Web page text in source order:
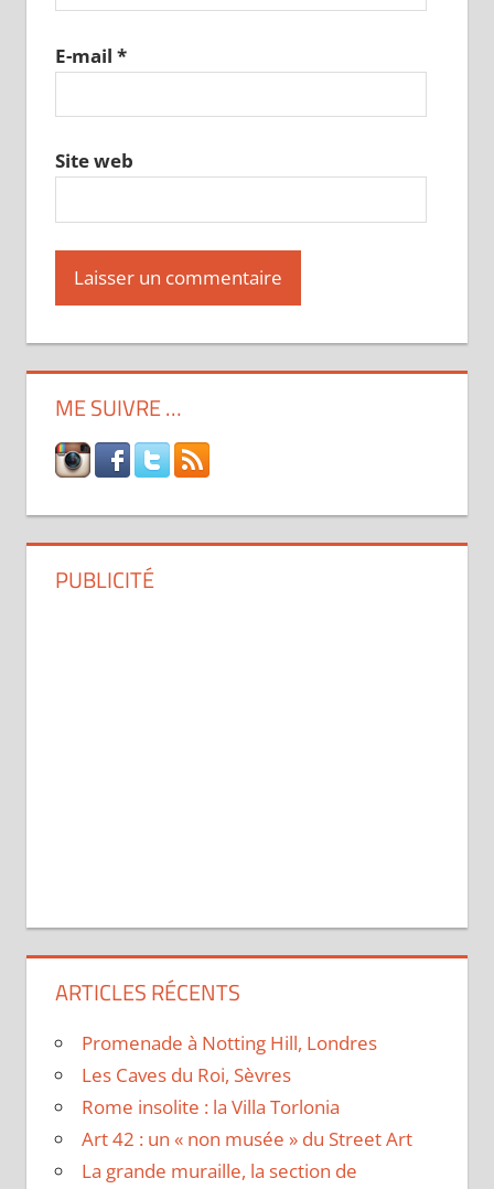
E-mail *
Site web
ME SUIVRE …
PUBLICITÉ
ARTICLES RÉCENTS
Promenade à Notting Hill, Londres
Les Caves du Roi, Sèvres
Rome insolite : la Villa Torlonia
Art 42 : un « non musée » du Street Art
La grande muraille, la section de